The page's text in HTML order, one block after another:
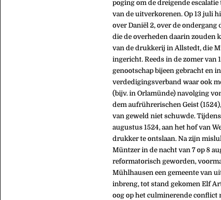
poging om de dreigende
van de uitverkorenen. Op 13 juli
over Daniël 2, over de
die de overheden daarin zouden
van de drukkerij in Allstedt, die
ingericht. Reeds in de zomer van
genootschap bijeen gebracht en
verdedigingsverband waar ook
(bijv. in Orlamünde) navolging
dem aufrührerischen Geist
van geweld niet schuwde.
augustus 1524, aan het hof van
drukker te ontslaan. Na zijn
Müntzer in de nacht van 7 op 8
reformatorisch geworden,
Mühlhausen een gemeente van
inbreng, tot stand gekomen Elf
oog op het culminerende conflict